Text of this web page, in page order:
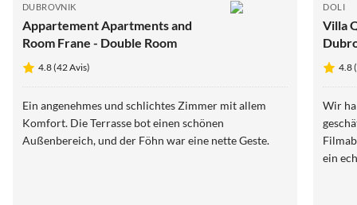
DUBROVNIK
Appartement Apartments and
Room Frane - Double Room
4.8 (42 Avis)
Ein angenehmes und schlichtes Zimmer mit allem
Komfort. Die Terrasse bot einen schönen
Außenbereich, und der Föhn war eine nette Geste.
DOLI
Villa
4.8
Wir
ein